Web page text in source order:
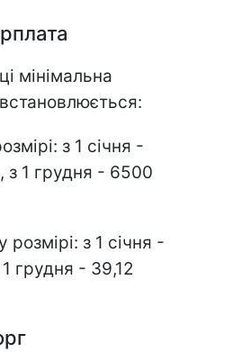
мінімальна
з 1 січня -
з 1 грудня - 6500
з 1 січня -
1 грудня - 39,12